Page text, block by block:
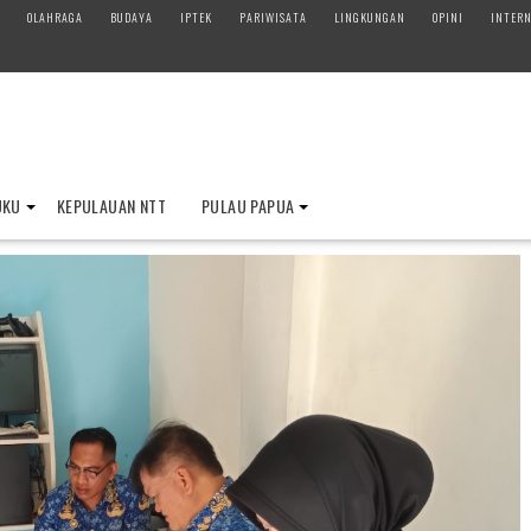
OLAHRAGA BUDAYA IPTEK PARIWISATA LINGKUNGAN OPINI
KEPULAUAN NTT PULAU PAPUA